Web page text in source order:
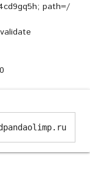
path=/